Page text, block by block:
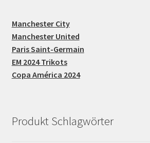
Manchester City
Manchester United
Paris Saint-Germain
EM 2024 Trikots
Copa América 2024
Produkt Schlagwörter